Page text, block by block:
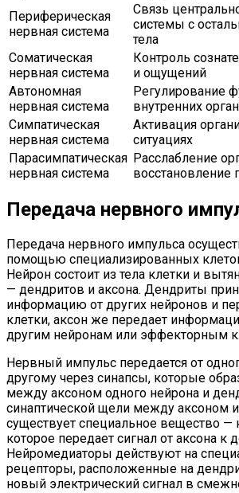
Периферическая
нервная система
Связь
системы с
тела
Соматическая
нервная система
Контроль
и ощущений
Автономная
нервная система
Регулирование
внутренних
Симпатическая
нервная система
Активация
ситуациях
Парасимпатическая
нервная система
Расслабление
восстановление
Передача нервного
Передача нервного импульса
помощью специализированных
Нейрон состоит из тела клетки и
— дендритов и аксона. Дендриты
информацию от других нейронов и
клетки, аксон же передает
другим нейронам или эффекторным
Нервный импульс передается от
другому через синапсы, которые
между аксоном одного нейрона и
синаптической щели между аксоном
существует специальное вещество —
которое передает сигнал от аксона к
Нейромедиаторы действуют на
рецепторы, расположенные на
новый электрический сигнал в